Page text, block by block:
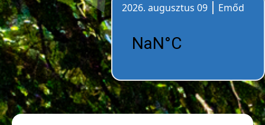
2026. augusztus 09
Emőd